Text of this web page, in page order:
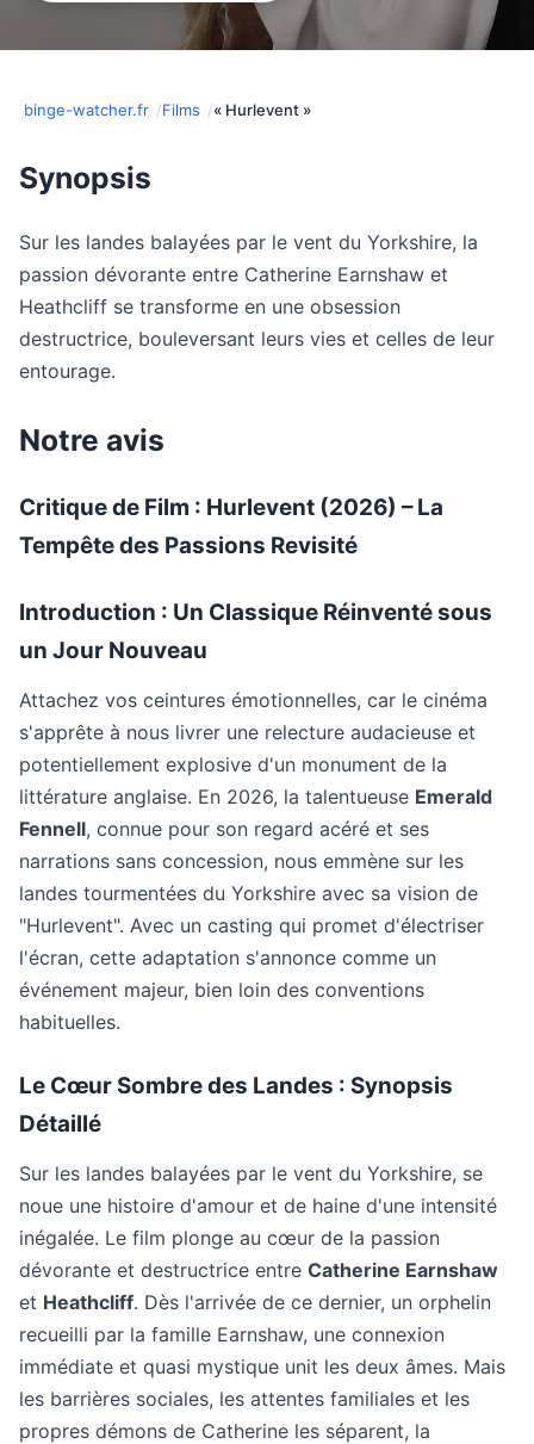
binge-watcher.fr Films « Hurlevent »
Synopsis
Sur les landes balayées par le vent du Yorkshire, la
passion dévorante entre Catherine Earnshaw et
Heathcliff se transforme en une obsession
destructrice, bouleversant leurs vies et celles de leur
entourage.​
Notre avis
Critique de Film : Hurlevent (2026) – La
Tempête des Passions Revisité
Introduction : Un Classique Réinventé sous
un Jour Nouveau
Attachez vos ceintures émotionnelles, car le cinéma
s'apprête à nous livrer une relecture audacieuse et
potentiellement explosive d'un monument de la
littérature anglaise. En 2026, la talentueuse Emerald
Fennell, connue pour son regard acéré et ses
narrations sans concession, nous emmène sur les
landes tourmentées du Yorkshire avec sa vision de
"Hurlevent". Avec un casting qui promet d'électriser
l'écran, cette adaptation s'annonce comme un
événement majeur, bien loin des conventions
habituelles.
Le Cœur Sombre des Landes : Synopsis
Détaillé
Sur les landes balayées par le vent du Yorkshire, se
noue une histoire d'amour et de haine d'une intensité
inégalée. Le film plonge au cœur de la passion
dévorante et destructrice entre Catherine Earnshaw
et Heathcliff. Dès l'arrivée de ce dernier, un orphelin
recueilli par la famille Earnshaw, une connexion
immédiate et quasi mystique unit les deux âmes. Mais
les barrières sociales, les attentes familiales et les
propres démons de Catherine les séparent, la